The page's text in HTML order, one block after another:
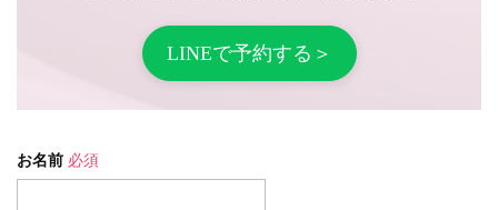
LINEで予約する＞
お名前 必須